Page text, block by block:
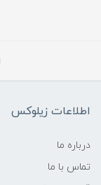
اطلاعات زیلوکس
درباره ما
تماس با ما